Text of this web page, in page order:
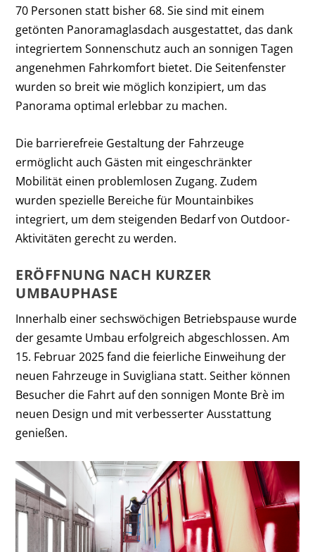
70 Personen statt bisher 68. Sie sind mit einem
getönten Panoramaglasdach ausgestattet, das dank
integriertem Sonnenschutz auch an sonnigen Tagen
angenehmen Fahrkomfort bietet. Die Seitenfenster
wurden so breit wie möglich konzipiert, um das
Panorama optimal erlebbar zu machen.
Die barrierefreie Gestaltung der Fahrzeuge
ermöglicht auch Gästen mit eingeschränkter
Mobilität einen problemlosen Zugang. Zudem
wurden spezielle Bereiche für Mountainbikes
integriert, um dem steigenden Bedarf von Outdoor-
Aktivitäten gerecht zu werden.
ERÖFFNUNG NACH KURZER
UMBAUPHASE
Innerhalb einer sechswöchigen Betriebspause wurde
der gesamte Umbau erfolgreich abgeschlossen. Am
15. Februar 2025 fand die feierliche Einweihung der
neuen Fahrzeuge in Suvigliana statt. Seither können
Besucher die Fahrt auf den sonnigen Monte Brè im
neuen Design und mit verbesserter Ausstattung
genießen.